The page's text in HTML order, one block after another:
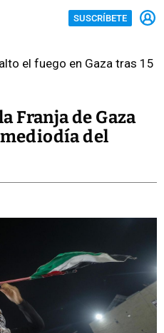
SUSCRÍBETE
el fuego en Gaza tras 15
Franja de Gaza
del